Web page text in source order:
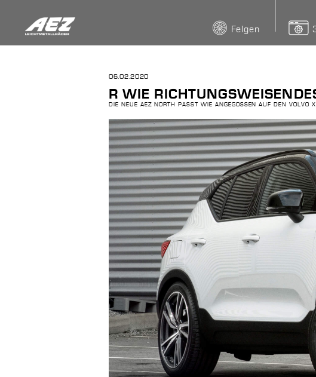
Felgen
06.02.2020
R WIE
DIE NEUE AEZ NORTH PASST WIE ANGEGOSSEN AUF DEN VOLVO